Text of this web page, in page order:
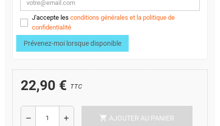
J'accepte les conditions générales et la politique de
confidentialité
Prévenez-moi lorsque disponible
22,90 € TTC
remove add shopping_cart AJOUTER AU PANIER